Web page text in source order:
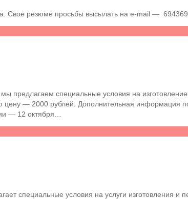
Свое резюме просьбы высылать на e-mail —
специальные условия на
цену — 2000 рублей. Дополнительная информация
— 12 октября…
специальные условия на услуги изготовления